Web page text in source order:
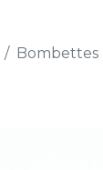
Bombettes